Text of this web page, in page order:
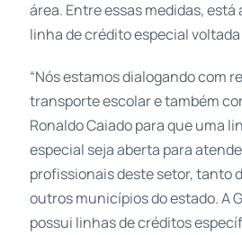
área. Entre essas medidas, está
linha de crédito especial
“Nós estamos dialogando com
transporte escolar e também
Ronaldo Caiado para que uma
especial seja aberta para
profissionais deste setor, tanto
outros municípios do estado. A
possui linhas de créditos